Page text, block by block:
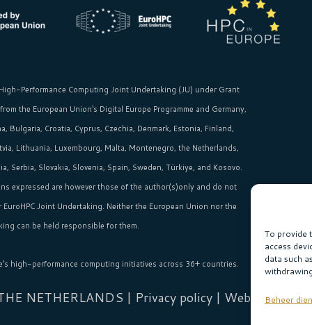
To provide
access
data such
Beheer
Performance Computing Joint Undertaking (JU) under Grant
the European Union‘s Digital Europe Programme and Germany,
Bulgaria, Croatia, Cyprus, Czechia, Denmark, Estonia, Finland,
Lithuania, Luxembourg, Malta, Montenegro, the Netherlands,
Serbia, Slovakia, Slovenia, Spain, Sweden, Türkiye, and Kosovo.
expressed are however those of the author(s)only and do not
Joint Undertaking. Neither the European Union nor the
can be held responsible for them.
high-performance computing initiatives across 36+ countries.
NETHERLANDS | Privacy policy | Website: